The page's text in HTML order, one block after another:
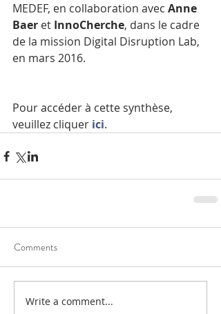
MEDEF, en collaboration avec Anne
Baer et InnoCherche, dans le cadre
de la mission Digital Disruption Lab,
en mars 2016.
Pour accéder à cette synthèse,
veuillez cliquer ici.
Comments
Write a comment...